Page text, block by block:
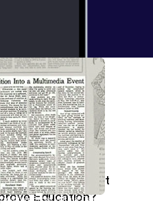
Rebel With a Cause
from The
$45 Billion, What
Education?